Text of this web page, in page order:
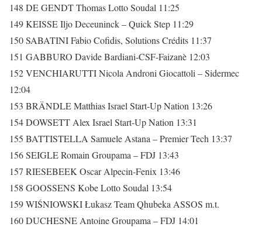
148 DE GENDT Thomas Lotto Soudal 11:25
149 KEISSE Iljo Deceuninck – Quick Step 11:29
150 SABATINI Fabio Cofidis, Solutions Crédits 11:37
151 GABBURO Davide Bardiani-CSF-Faizanè 12:03
152 VENCHIARUTTI Nicola Androni Giocattoli – Sidermec
12:04
153 BRÄNDLE Matthias Israel Start-Up Nation 13:26
154 DOWSETT Alex Israel Start-Up Nation 13:31
155 BATTISTELLA Samuele Astana – Premier Tech 13:37
156 SEIGLE Romain Groupama – FDJ 13:43
157 RIESEBEEK Oscar Alpecin-Fenix 13:46
158 GOOSSENS Kobe Lotto Soudal 13:54
159 WIŚNIOWSKI Łukasz Team Qhubeka ASSOS m.t.
160 DUCHESNE Antoine Groupama – FDJ 14:01